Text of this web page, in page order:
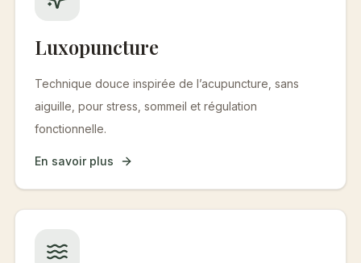
Luxopuncture
Technique douce inspirée de l’acupuncture, sans
aiguille, pour stress, sommeil et régulation
fonctionnelle.
En savoir plus